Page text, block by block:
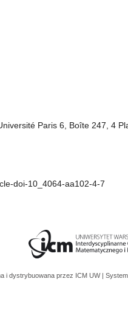
Paris 6, Boîte 247, 4
doi-10_4064-aa102-4-7
i dystrybuowana przez ICM UW |